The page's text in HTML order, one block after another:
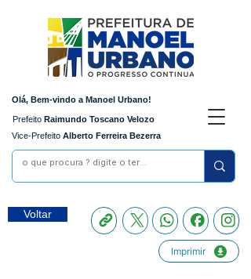
Olá, Bem-vindo a Manoel Urbano!
Prefeito Raimundo Toscano Velozo
Vice-Prefeito Alberto Ferreira Bezerra
Voltar
Imprimir